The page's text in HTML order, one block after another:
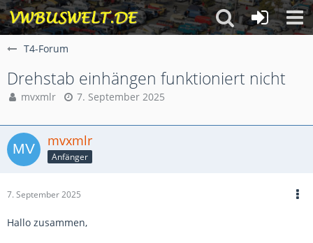
T4-Forum
Drehstab einhängen funktioniert nicht
mvxmlr 7. September 2025
mvxmlr
Anfänger
7. September 2025
Hallo zusammen,